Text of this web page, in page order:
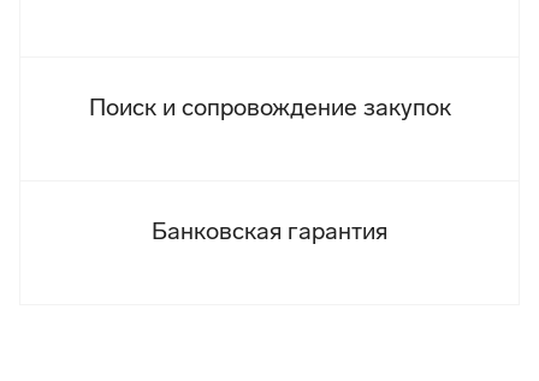
Поиск и сопровождение закупок
Банковская гарантия